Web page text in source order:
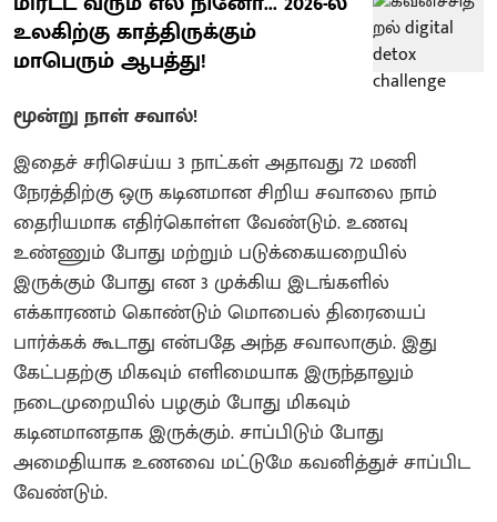
உலகிற்கு காத்திருக்கும்
மாபெரும் ஆபத்து!
மூன்று நாள் சவால்!
இதைச் சரிசெய்ய 3 நாட்கள் அதாவது 72 மணி
நேரத்திற்கு ஒரு கடினமான சிறிய சவாலை நாம்
தைரியமாக எதிர்கொள்ள வேண்டும். உணவு
உண்ணும் போது மற்றும் படுக்கையறையில்
இருக்கும் போது என 3 முக்கிய இடங்களில்
எக்காரணம் கொண்டும் மொபைல் திரையைப்
பார்க்கக் கூடாது என்பதே அந்த சவாலாகும். இது
கேட்பதற்கு மிகவும் எளிமையாக இருந்தாலும்
நடைமுறையில் பழகும் போது மிகவும்
கடினமானதாக இருக்கும். சாப்பிடும் போது
அமைதியாக உணவை மட்டுமே கவனித்துச் சாப்பிட
வேண்டும்.